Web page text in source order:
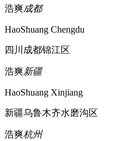
浩爽成都
HaoShuang Chengdu
四川成都锦江区
浩爽新疆
HaoShuang Xinjiang
新疆乌鲁木齐水磨沟区
浩爽杭州